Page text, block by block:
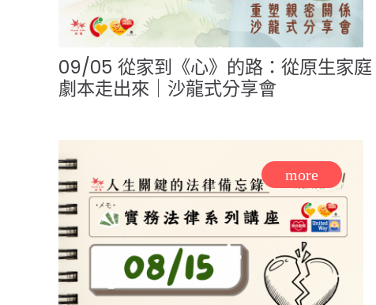
09/05 從家到《心》的路：從原生家庭
劇本走出來｜沙龍式分享會